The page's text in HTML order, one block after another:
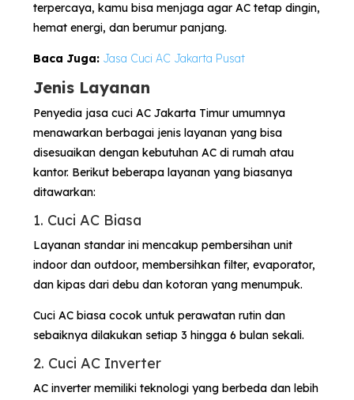
terpercaya, kamu bisa menjaga agar AC tetap dingin,
hemat energi, dan berumur panjang.
Baca Juga: Jasa Cuci AC Jakarta Pusat
Jenis Layanan
Penyedia jasa cuci AC Jakarta Timur umumnya
menawarkan berbagai jenis layanan yang bisa
disesuaikan dengan kebutuhan AC di rumah atau
kantor. Berikut beberapa layanan yang biasanya
ditawarkan:
1. Cuci AC Biasa
Layanan standar ini mencakup pembersihan unit
indoor dan outdoor, membersihkan filter, evaporator,
dan kipas dari debu dan kotoran yang menumpuk.
Cuci AC biasa cocok untuk perawatan rutin dan
sebaiknya dilakukan setiap 3 hingga 6 bulan sekali.
2. Cuci AC Inverter
AC inverter memiliki teknologi yang berbeda dan lebih